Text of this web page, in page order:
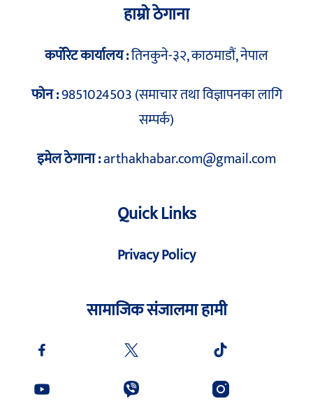
हाम्रो ठेगाना
कर्पोरेट कार्यालय :तिनकुने-३२, काठमाडौं, नेपाल
फोन :9851024503 (समाचार तथा विज्ञापनका लागि
सम्पर्क)
इमेल ठेगाना :arthakhabar.com@gmail.com
Quick Links
Privacy Policy
सामाजिक संजालमा हामी